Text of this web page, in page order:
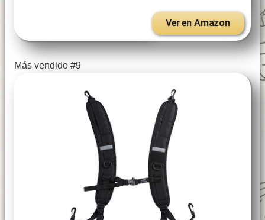
Ver en Amazon
Más vendido #9